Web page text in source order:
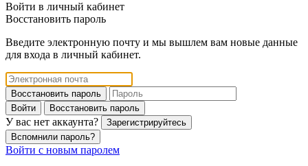
Войти в личный кабинет
Восстановить пароль
Введите электронную почту и мы вышлем вам новые данные
для входа в личный кабинет.
Восстановить пароль
Войти
Восстановить пароль
У вас нет аккаунта?
Зарегистрируйтесь
Вспомнили пароль?
Войти с новым паролем